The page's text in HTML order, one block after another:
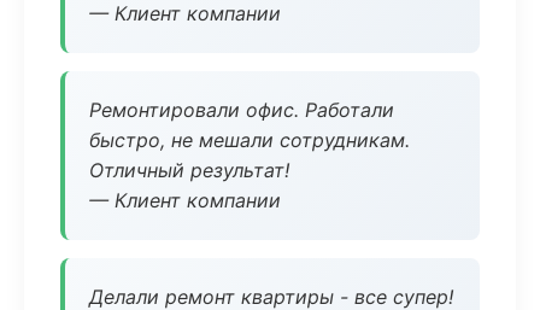
— Клиент компании
Ремонтировали офис. Работали
быстро, не мешали сотрудникам.
Отличный результат!
— Клиент компании
Делали ремонт квартиры - все супер!